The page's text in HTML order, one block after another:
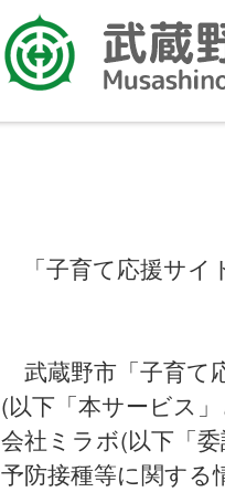
「子育て応援サ
武蔵野市「子育て
(以下「本サービス
会社ミラボ(以下「
予防接種等に関する